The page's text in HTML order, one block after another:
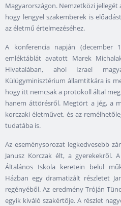
Magyarországon. Nemzetközi
hogy lengyel szakemberek is
az életmű értelmezéséhez.
A konferencia napján (december
emléktáblát avatott Marek
Hivatalában, ahol Izrael
Külügyminisztérium államtitkára is
hogy itt nemcsak a protokoll által
hanem áttörésről. Megtört a jég, a
korczaki életművet, és az
tudatába is.
Az eseménysorozat legkedvesebb
Janusz Korczak élt, a gyerekekről.
Általános Iskola keretein belül
Házban egy dramatizált részletet
regényéből. Az eredmény Tróján
egyik kiváló szakértője. A részlet